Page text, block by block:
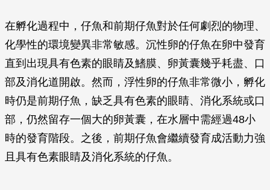
在孵化過程中，仔魚和前期仔魚對於任何劇烈的物理、
化學性的環境變異非常敏感。沉性卵的仔魚在卵中發育
直到出現具有色素的眼睛及鰭膜、卵黃囊幾乎耗盡、口
部及消化道開啟。然而，浮性卵的仔魚非常微小，孵化
時仍是前期仔魚，缺乏具有色素的眼睛、消化系統或口
部，仍然留存一個大的卵黃囊，在水層中需經過48小
時的發育階段。之後，前期仔魚會繼續發育成活動力強
且具有色素眼睛及消化系統的仔魚。